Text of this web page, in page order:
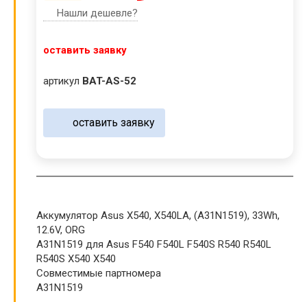
Нашли дешевле?
оставить заявку
артикул BAT-AS-52
оставить заявку
Аккумулятор Asus X540, X540LA, (A31N1519), 33Wh,
12.6V, ORG
A31N1519 для Asus F540 F540L F540S R540 R540L
R540S X540 X540
Совместимые партномера
A31N1519